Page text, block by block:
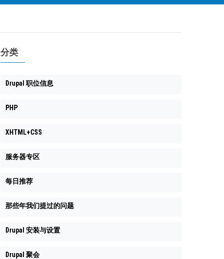
分类
Drupal 职位信息
PHP
XHTML+CSS
服务器专区
每日推荐
那些年我们提过的问题
Drupal 安装与设置
Drupal 聚会